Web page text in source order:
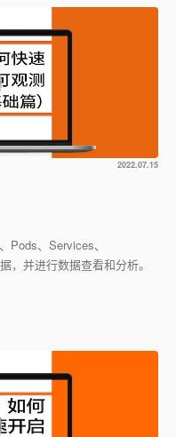
2022.07.15
Pods、Services、
，并进行数据查看和分析。